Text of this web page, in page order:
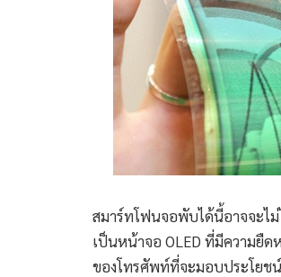
สมาร์ทโฟนจอพับได้นี้อาจจะไม่
เป็นหน้าจอ OLED ที่มีความยืด
ของโทรศัพท์ที่จะมอบประโยช